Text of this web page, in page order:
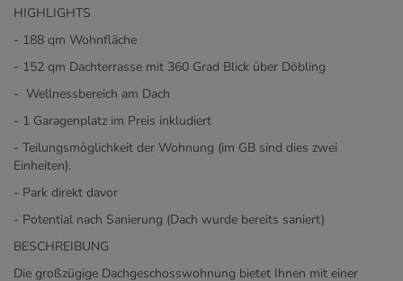
HIGHLIGHTS
- 188 qm Wohnfläche
- 152 qm Dachterrasse mit 360 Grad Blick über Döbling
- Wellnessbereich am Dach
- 1 Garagenplatz im Preis inkludiert
- Teilungsmöglichkeit der Wohnung (im GB sind dies zwei
Einheiten).
- Park direkt davor
- Potential nach Sanierung (Dach wurde bereits saniert)
BESCHREIBUNG
Die großzügige Dachgeschosswohnung bietet Ihnen mit einer